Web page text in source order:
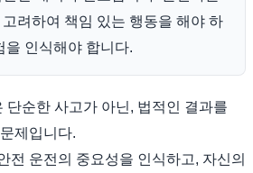
려하여 책임 있는 행동을 해야 하
을 인식해야 합니다.
제입니다.
전 운전의 중요성을 인식하고, 자신의